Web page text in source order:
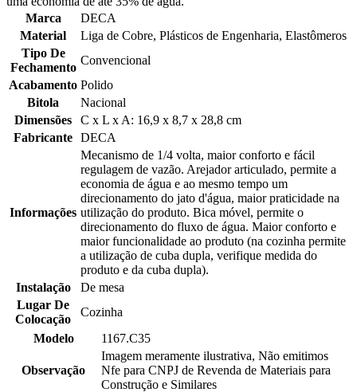
Marca
DECA
Material
Liga de Cobre, Plásticos de Engenharia, Elastômeros
Tipo De
Fechamento
Convencional
Acabamento Polido
Bitola
Nacional
Dimensões
C x L x A: 16,9 x 8,7 x 28,8 cm
Fabricante DECA
Informações
Mecanismo de 1/4 volta, maior conforto e fácil
regulagem de vazão. Arejador articulado, permite a
economia de água e ao mesmo tempo um
direcionamento do jato d'água, maior praticidade na
utilização do produto. Bica móvel, permite o
direcionamento do fluxo de água. Maior conforto e
maior funcionalidade ao produto (na cozinha permite
a utilização de cuba dupla, verifique medida do
produto e da cuba dupla).
Instalação
De mesa
Lugar De
Colocação
Cozinha
Modelo
1167.C35
Observação
Imagem meramente ilustrativa, Não emitimos
Nfe para CNPJ de Revenda de Materiais para
Construção e Similares